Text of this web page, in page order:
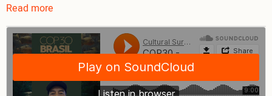
Read more
COP30
-
Desafíos
los